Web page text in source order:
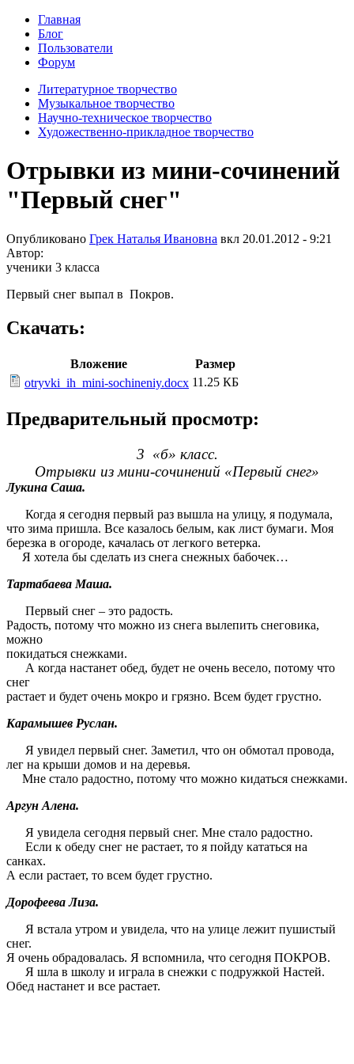
Главная
Блог
Пользователи
Форум
Литературное творчество
Музыкальное творчество
Научно-техническое творчество
Художественно-прикладное творчество
Отрывки из мини-сочинений
"Первый снег"
Опубликовано Грек Наталья Ивановна вкл 20.01.2012 - 9:21
Автор:
ученики 3 класса
Первый снег выпал в Покров.
Скачать:
Вложение
Размер
otryvki_ih_mini-sochineniy.docx 11.25 КБ
Предварительный просмотр:
3 «б» класс.
Отрывки из мини-сочинений «Первый снег»
Лукина Саша.
Когда я сегодня первый раз вышла на улицу, я подумала,
что зима пришла. Все казалось белым, как лист бумаги. Моя
березка в огороде, качалась от легкого ветерка.
Я хотела бы сделать из снега снежных бабочек…
Тартабаева Маша.
Первый снег – это радость.
Радость, потому что можно из снега вылепить снеговика,
можно
покидаться снежками.
А когда настанет обед, будет не очень весело, потому что
снег
растает и будет очень мокро и грязно. Всем будет грустно.
Карамышев Руслан.
Я увидел первый снег. Заметил, что он обмотал провода,
лег на крыши домов и на деревья.
Мне стало радостно, потому что можно кидаться снежками.
Аргун Алена.
Я увидела сегодня первый снег. Мне стало радостно.
Если к обеду снег не растает, то я пойду кататься на
санках.
А если растает, то всем будет грустно.
Дорофеева Лиза.
Я встала утром и увидела, что на улице лежит пушистый
снег.
Я очень обрадовалась. Я вспомнила, что сегодня ПОКРОВ.
Я шла в школу и играла в снежки с подружкой Настей.
Обед настанет и все растает.